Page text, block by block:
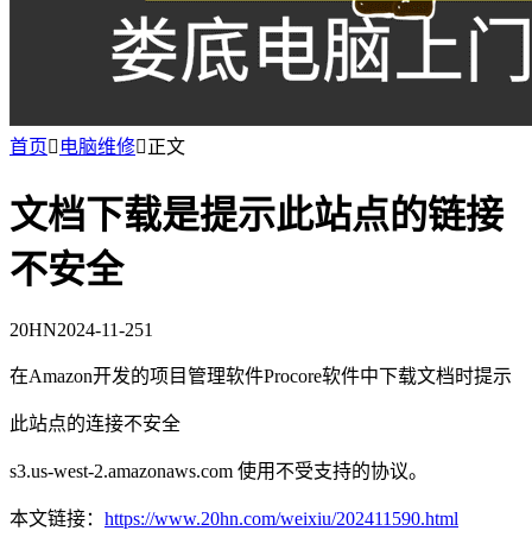
首页 电脑维修正文
文档下载是提示此站点的链接
不安全
20HN2024-11-251
在Amazon开发的项目管理软件Procore软件中下载文档时提示
此站点的连接不安全
s3.us-west-2.amazonaws.com 使用不受支持的协议。
本文链接： https://www.20hn.com/weixiu/202411590.html